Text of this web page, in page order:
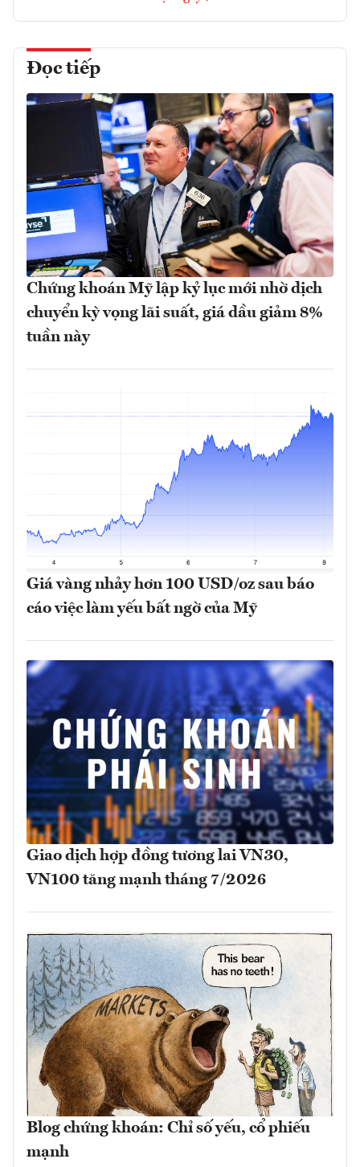
Đọc tiếp
Chứng khoán Mỹ lập kỷ lục mới nhờ dịch
chuyển kỳ vọng lãi suất, giá dầu giảm 8%
tuần này
Giá vàng nhảy hơn 100 USD/oz sau báo
cáo việc làm yếu bất ngờ của Mỹ
Giao dịch hợp đồng tương lai VN30,
VN100 tăng mạnh tháng 7/2026
Blog chứng khoán: Chỉ số yếu, cổ phiếu
mạnh